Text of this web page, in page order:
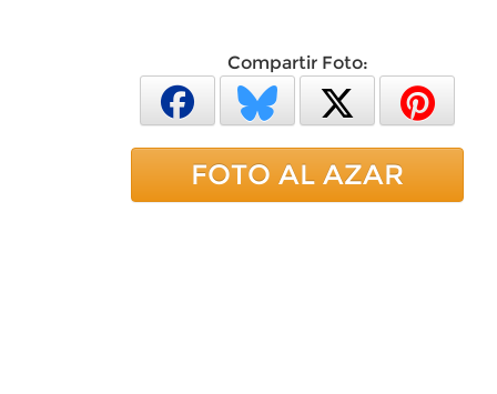
Compartir Foto:
FOTO AL AZAR